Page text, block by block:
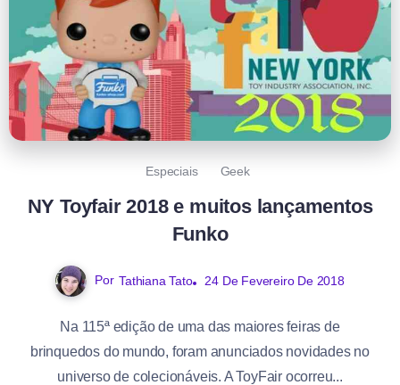
Especiais Geek
NY Toyfair 2018 e muitos lançamentos
Funko
Por Tathiana Tato 24 De Fevereiro De 2018
Na 115ª edição de uma das maiores feiras de
brinquedos do mundo, foram anunciados novidades no
universo de colecionáveis. A ToyFair ocorreu...